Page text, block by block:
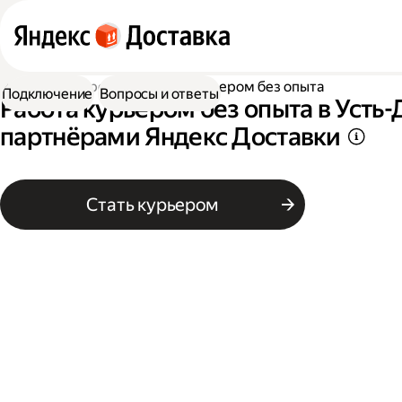
Работа курьером Работа курьером без опыта
Работа курьером без опыта в
партнёрами Яндекс Доставки
Стать курьером
Подключение Вопросы и ответы